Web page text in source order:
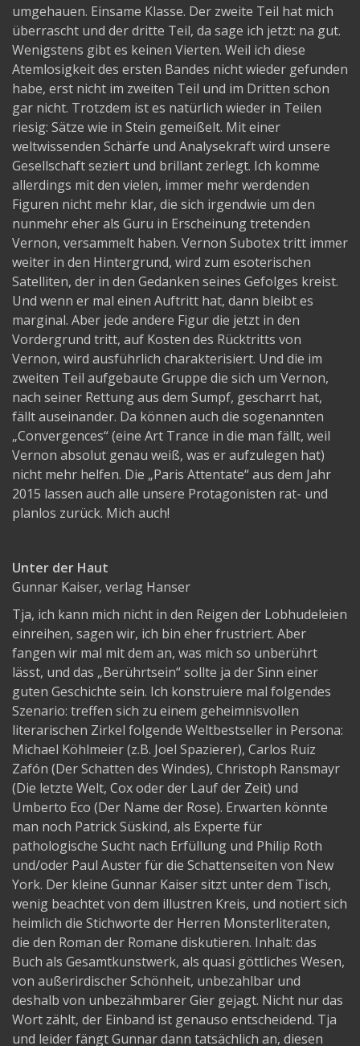
umgehauen. Einsame Klasse. Der zweite Teil hat mich
überrascht und der dritte Teil, da sage ich jetzt: na gut.
Wenigstens gibt es keinen Vierten. Weil ich diese
Atemlosigkeit des ersten Bandes nicht wieder gefunden
habe, erst nicht im zweiten Teil und im Dritten schon
gar nicht. Trotzdem ist es natürlich wieder in Teilen
riesig: Sätze wie in Stein gemeißelt. Mit einer
weltwissenden Schärfe und Analysekraft wird unsere
Gesellschaft seziert und brillant zerlegt. Ich komme
allerdings mit den vielen, immer mehr werdenden
Figuren nicht mehr klar, die sich irgendwie um den
nunmehr eher als Guru in Erscheinung tretenden
Vernon, versammelt haben. Vernon Subotex tritt immer
weiter in den Hintergrund, wird zum esoterischen
Satelliten, der in den Gedanken seines Gefolges kreist.
Und wenn er mal einen Auftritt hat, dann bleibt es
marginal. Aber jede andere Figur die jetzt in den
Vordergrund tritt, auf Kosten des Rücktritts von
Vernon, wird ausführlich charakterisiert. Und die im
zweiten Teil aufgebaute Gruppe die sich um Vernon,
nach seiner Rettung aus dem Sumpf, gescharrt hat,
fällt auseinander. Da können auch die sogenannten
„Convergences“ (eine Art Trance in die man fällt, weil
Vernon absolut genau weiß, was er aufzulegen hat)
nicht mehr helfen. Die „Paris Attentate“ aus dem Jahr
2015 lassen auch alle unsere Protagonisten rat- und
planlos zurück. Mich auch!
Unter der Haut
Gunnar Kaiser, verlag Hanser
Tja, ich kann mich nicht in den Reigen der Lobhudeleien
einreihen, sagen wir, ich bin eher frustriert. Aber
fangen wir mal mit dem an, was mich so unberührt
lässt, und das „Berührtsein“ sollte ja der Sinn einer
guten Geschichte sein. Ich konstruiere mal folgendes
Szenario: treffen sich zu einem geheimnisvollen
literarischen Zirkel folgende Weltbestseller in Persona:
Michael Köhlmeier (z.B. Joel Spazierer), Carlos Ruiz
Zafón (Der Schatten des Windes), Christoph Ransmayr
(Die letzte Welt, Cox oder der Lauf der Zeit) und
Umberto Eco (Der Name der Rose). Erwarten könnte
man noch Patrick Süskind, als Experte für
pathologische Sucht nach Erfüllung und Philip Roth
und/oder Paul Auster für die Schattenseiten von New
York. Der kleine Gunnar Kaiser sitzt unter dem Tisch,
wenig beachtet von dem illustren Kreis, und notiert sich
heimlich die Stichworte der Herren Monsterliteraten,
die den Roman der Romane diskutieren. Inhalt: das
Buch als Gesamtkunstwerk, als quasi göttliches Wesen,
von außerirdischer Schönheit, unbezahlbar und
deshalb von unbezähmbarer Gier gejagt. Nicht nur das
Wort zählt, der Einband ist genauso entscheidend. Tja
und leider fängt Gunnar dann tatsächlich an, diesen